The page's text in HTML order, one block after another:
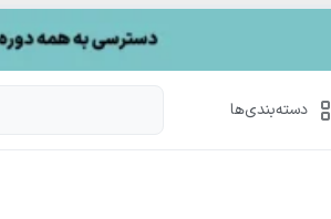
دسته‌بندی‌ها